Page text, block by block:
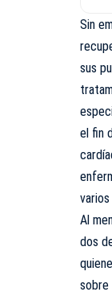
Sin
sus
el fin
varios
Al
dos
sobre